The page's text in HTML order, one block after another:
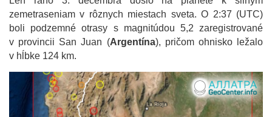
zemetraseniam v rôznych miestach sveta. O 2:37 (UTC)
boli podzemné otrasy s magnitúdou 5,2 zaregistrované
v provincii San Juan (Argentína), pričom ohnisko ležalo
v hĺbke 124 km.